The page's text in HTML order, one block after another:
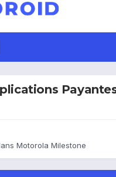
Motorola Milestone